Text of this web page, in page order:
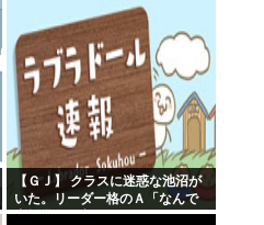
【ＧＪ】 クラスに迷惑な池沼が
いた。リーダー格のＡ「なんで
支援学級に入れないんです